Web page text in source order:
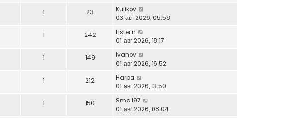
1 23
Kulikov
03 авг 2026, 05:58
1 242
Listerin
01 авг 2026, 18:17
1 149
Ivanov
01 авг 2026, 16:52
1 212
Harpa
01 авг 2026, 13:50
1 150
Small97
01 авг 2026, 08:04